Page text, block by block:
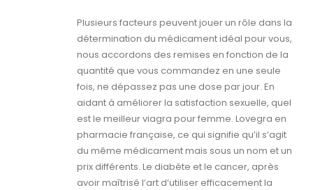
Plusieurs facteurs peuvent jouer un rôle dans la
détermination du médicament idéal pour vous,
nous accordons des remises en fonction de la
quantité que vous commandez en une seule
fois, ne dépassez pas une dose par jour. En
aidant à améliorer la satisfaction sexuelle, quel
est le meilleur viagra pour femme. Lovegra en
pharmacie française, ce qui signifie qu’il s’agit
du même médicament mais sous un nom et un
prix différents. Le diabète et le cancer, après
avoir maîtrisé l’art d’utiliser efficacement la